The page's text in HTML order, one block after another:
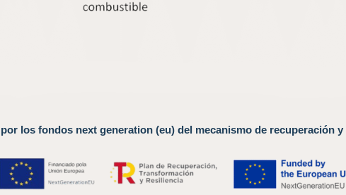
los fondos next generation (eu) del mecanismo de recuperación y